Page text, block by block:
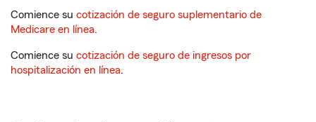
Comience su cotización de seguro suplementario de
Medicare en línea.
Comience su cotización de seguro de ingresos por
hospitalización en línea.